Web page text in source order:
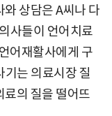
상담은 A씨나 다
사들이 언어치료
어재활사에게 구
는 의료시장 질
료의 질을 떨어뜨